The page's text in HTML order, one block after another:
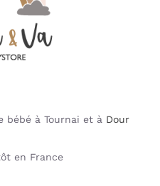
bébé à Tournai et à Dour
en France